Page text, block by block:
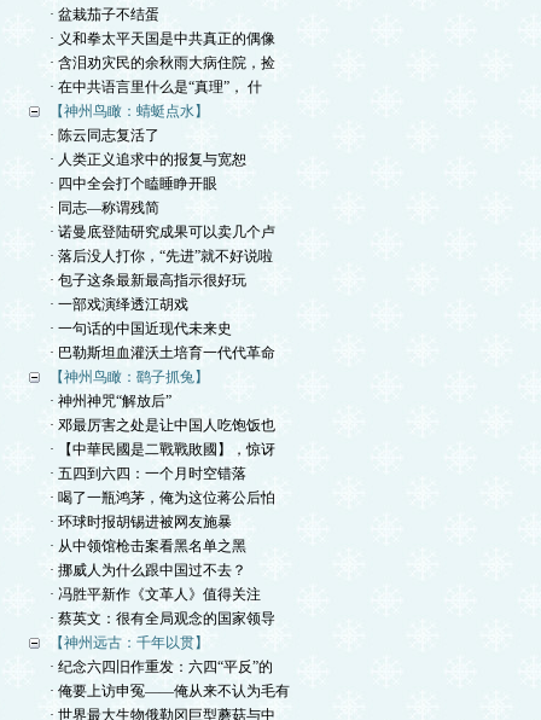
· 盆栽茄子不结蛋
· 义和拳太平天国是中共真正的偶像
· 含泪劝灾民的余秋雨大病住院，捡
· 在中共语言里什么是“真理”， 什
【神州鸟瞰：蜻蜓点水】
· 陈云同志复活了
· 人类正义追求中的报复与宽恕
· 四中全会打个瞌睡睁开眼
· 同志—称谓残简
· 诺曼底登陆研究成果可以卖几个卢
· 落后没人打你，“先进”就不好说啦
· 包子这条最新最高指示很好玩
· 一部戏演绎透江胡戏
· 一句话的中国近现代未来史
· 巴勒斯坦血灌沃土培育一代代革命
【神州鸟瞰：鹞子抓兔】
· 神州神咒“解放后”
· 邓最厉害之处是让中国人吃饱饭也
· 【中華民國是二戰戰敗國】，惊讶
· 五四到六四：一个月时空错落
· 喝了一瓶鸿茅，俺为这位蒋公后怕
· 环球时报胡锡进被网友施暴
· 从中领馆枪击案看黑名单之黑
· 挪威人为什么跟中国过不去？
· 冯胜平新作《文革人》值得关注
· 蔡英文：很有全局观念的国家领导
【神州远古：千年以贯】
· 纪念六四旧作重发：六四“平反”的
· 俺要上访申冤——俺从来不认为毛有
· 世界最大生物俄勒冈巨型蘑菇与中